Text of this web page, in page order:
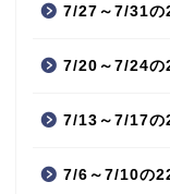
7/27～7/31の
7/20～7/24の
7/13～7/17の
7/6～7/10の